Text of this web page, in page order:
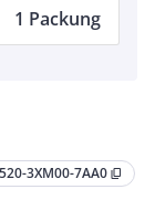
3XM00-7AA0 content_copy
1 Packung